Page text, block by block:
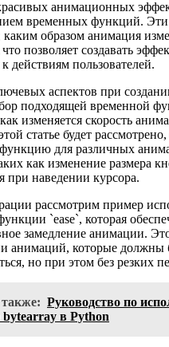
анимационных
временных функций.
каким образом анимация
позволяет создавать
действиям пользователей.
аспектов при
подходящей временной
изменяется скорость
статье будет рассмотрено,
для различных
как изменение размера
при наведении курсора.
рассмотрим пример
`ease`, которая
замедление анимации.
анимаций, которые должны
но при этом без резких
Руководство по
bytearray в Python